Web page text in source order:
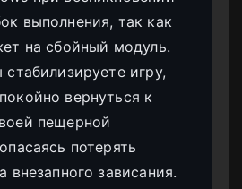
выполнения, так как
на сбойный модуль.
игру,
вернуться к
пещерной
потерять
внезапного зависания.